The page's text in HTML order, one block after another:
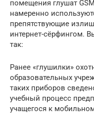
помещения глушат
намеренно
препятствующие
интернет-сёрфингом.
так:
Ранее «глушилки»
образовательных
таких приборов
учебный процесс
учащегося к